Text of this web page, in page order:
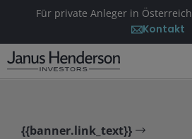
Für private Anleger in Österreich
Kontakt
{{banner.link_text}}